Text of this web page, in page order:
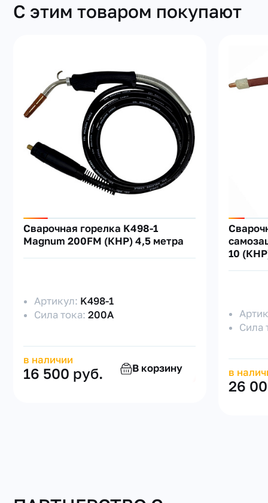
С этим товаром покупают
Сварочная горелка K498-1
Magnum 200FM (КНР) 4,5 метра
Артикул: K498-1
Сила тока:200А
в наличии
16 500 руб. В корзину
10
Сила
в
26